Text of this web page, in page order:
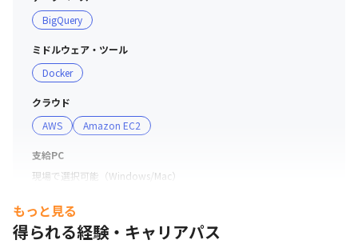
BigQuery
ミドルウェア・ツール
Docker
クラウド
AWS
Amazon EC2
支給PC
現場で選択可能（Windows/Mac）
もっと見る
得られる経験・キャリアパス